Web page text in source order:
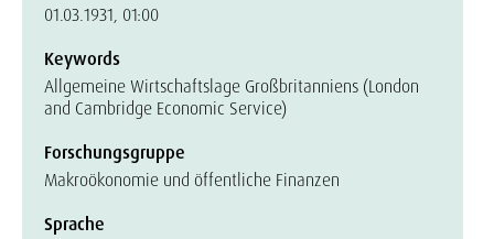
01.03.1931, 01:00
Keywords
Allgemeine Wirtschaftslage Großbritanniens (London
and Cambridge Economic Service)
Forschungsgruppe
Makroökonomie und öffentliche Finanzen
Sprache